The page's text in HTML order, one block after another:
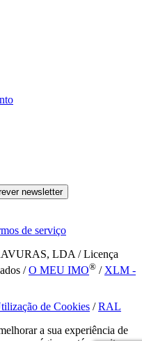
newsletter
de serviço
LDA / Licença
/O MEU IMO® / XLM -
de Cookies /RAL
a sua experiência de